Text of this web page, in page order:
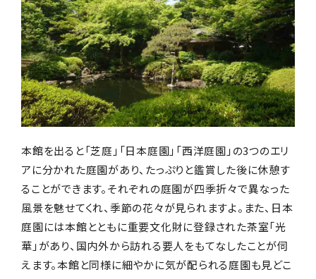
本館を出ると「芝庭」「日本庭園」「西洋庭園」の3つのエリ
アに分かれた庭園があり、たっぷりと鑑賞した後に休憩す
ることができます。それぞれの庭園が四季折々で異なった
風景を魅せてくれ、季節の花々が見られますよ。また、日本
庭園には本館とともに重要文化財に登録された茶室「光
華」があり、国内外から訪れる要人をもてなしたことが伺
えます。本館と同様に細やかに気が配られる庭園も見どこ